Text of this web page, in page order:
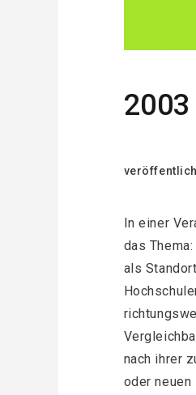
In einer
das
als
nach ihrer
oder neuen